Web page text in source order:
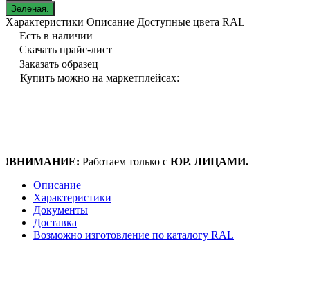
Зеленая.
Характеристики Описание Доступные цвета RAL
Есть в наличии
Скачать прайс-лист
Заказать образец
Купить можно на маркетплейсах:
!ВНИМАНИЕ: Работаем только с ЮР. ЛИЦАМИ.
Описание
Характеристики
Документы
Доставка
Возможно изготовление по каталогу RAL